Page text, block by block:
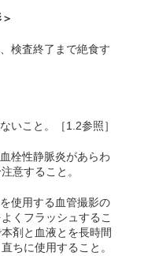
検査終了まで絶食す
いこと。［1.2参照］
栓性静脈炎があらわ
意すること。
使用する血管撮影の
くフラッシュするこ
剤と血液とを長時間
ちに使用すること。